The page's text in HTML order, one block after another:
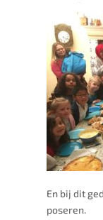
En bij dit
poseren.